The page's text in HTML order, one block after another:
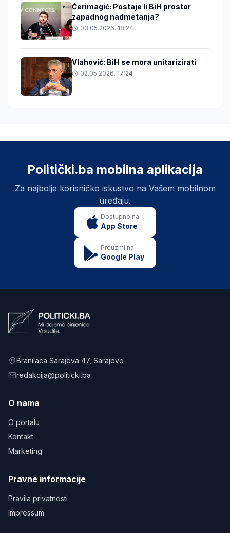
Ćerimagić: Postaje li BiH prostor
zapadnog nadmetanja?
03.05.2026. 18:24
Vlahović: BiH se mora unitarizirati
02.05.2026. 17:24
Politički.ba mobilna aplikacija
Za najbolje korisničko iskustvo na Vašem mobilnom
uređaju.
Dostupno na
App Store
Preuzmi na
Google Play
Branilaca Sarajeva 47, Sarajevo
redakcija@politicki.ba
O nama
O portalu
Kontakt
Marketing
Pravne informacije
Pravila privatnosti
Impressum